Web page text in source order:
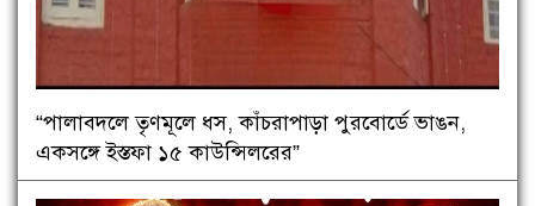
“পালাবদলে তৃণমূলে ধস, কাঁচরাপাড়া পুরবোর্ডে ভাঙন,
একসঙ্গে ইস্তফা ১৫ কাউন্সিলরের”